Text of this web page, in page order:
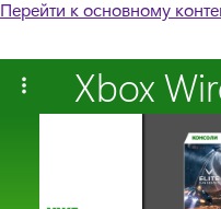
Перейти к основному
Xbox